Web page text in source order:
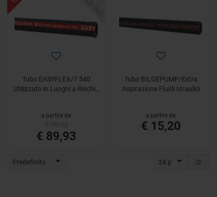
Tubo EASYFLEX/7 540
Utilizzato in Luoghi a Rischio
a partire da
€ 89,93
Tubo BILGEPUMP/Extra
Aspirazione Fluidi Idraulici
a partire da
€ 15,20
Predefinito 24 p